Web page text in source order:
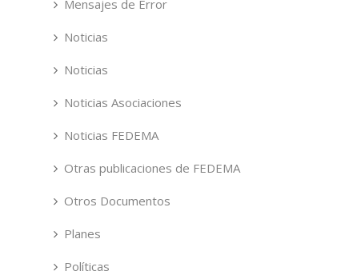
Mensajes de Error
Noticias
Noticias
Noticias Asociaciones
Noticias FEDEMA
Otras publicaciones de FEDEMA
Otros Documentos
Planes
Políticas